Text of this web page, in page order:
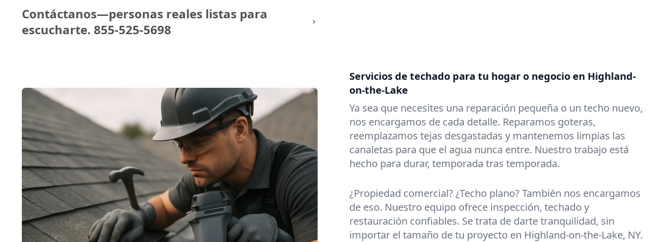
Contáctanos—personas reales listas para
escucharte. 855-525-5698
Servicios de techado para tu hogar o negocio en Highland-
on-the-Lake
Ya sea que necesites una reparación pequeña o un techo nuevo,
nos encargamos de cada detalle. Reparamos goteras,
reemplazamos tejas desgastadas y mantenemos limpias las
canaletas para que el agua nunca entre. Nuestro trabajo está
hecho para durar, temporada tras temporada.
¿Propiedad comercial? ¿Techo plano? También nos encargamos
de eso. Nuestro equipo ofrece inspección, techado y
restauración confiables. Se trata de darte tranquilidad, sin
importar el tamaño de tu proyecto en Highland-on-the-Lake, NY.